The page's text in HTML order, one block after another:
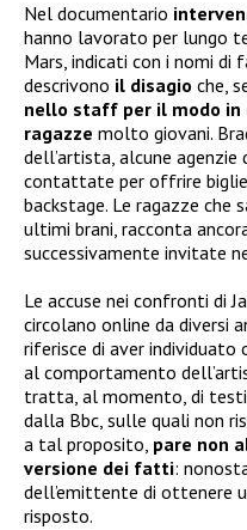
Nel documentario
hanno lavorato per lungo
Mars, indicati con i nomi di
descrivono il disagio che,
nello staff per il modo in
ragazze molto giovani.
dell’artista, alcune
contattate per offrire
backstage. Le ragazze che
ultimi brani, racconta
successivamente invitate
Le accuse nei confronti di
circolano online da diversi
riferisce di aver individuato
al comportamento
tratta, al momento, di
dalla Bbc, sulle quali non
a tal proposito, pare non
versione dei fatti:
dell’emittente di ottenere
risposto.